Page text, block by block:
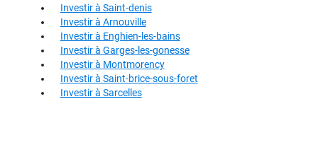
Investir à Saint-denis
Investir à Arnouville
Investir à Enghien-les-bains
Investir à Garges-les-gonesse
Investir à Montmorency
Investir à Saint-brice-sous-foret
Investir à Sarcelles